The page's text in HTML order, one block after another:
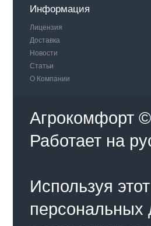
Информация
Лицензия
Доставка
Новости
Статьи
О Компании
Агрокомфорт
Работает на
Используя
персональных